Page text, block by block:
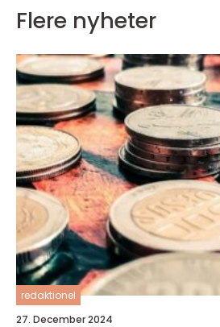
Flere nyheter
redaktionel
27. December 2024